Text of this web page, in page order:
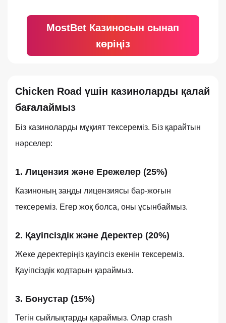
MostBet Казиносын сынап
көріңіз
Chicken Road үшін казиноларды қалай
бағалаймыз
Біз казиноларды мұқият тексереміз. Біз қарайтын
нәрселер:
1. Лицензия және Ережелер (25%)
Казиноның заңды лицензиясы бар-жоғын
тексереміз. Егер жоқ болса, оны ұсынбаймыз.
2. Қауіпсіздік және Деректер (20%)
Жеке деректеріңіз қауіпсіз екенін тексереміз.
Қауіпсіздік кодтарын қараймыз.
3. Бонустар (15%)
Тегін сыйлықтарды қараймыз. Олар crash